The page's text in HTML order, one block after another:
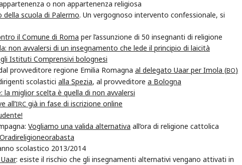
o non appartenenza religiosa
della scuola di Palermo. Un vergognoso intervento confessionale, si
il Comune di Roma per l’assunzione di 50 insegnanti di religione
non avvalersi di un insegnamento che lede il principio di laicità
Istituti Comprensivi bolognesi
provveditore regione Emilia Romagna al delegato Uaar per Imola (BO)
scolastici alla Spezia, al provveditore a Bologna
miglior scelta è quella di non avvalersi
all’IRC già in fase di iscrizione online
Vogliamo una valida alternativa all’ora di religione cattolica
Oradireligioneorabasta
scolastico 2013/2014
: esiste il rischio che gli insegnamenti alternativi vengano attivati in